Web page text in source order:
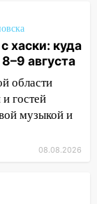
шесть
хаски: куда
августа
области
гостей
музыкой и
08.08.2026